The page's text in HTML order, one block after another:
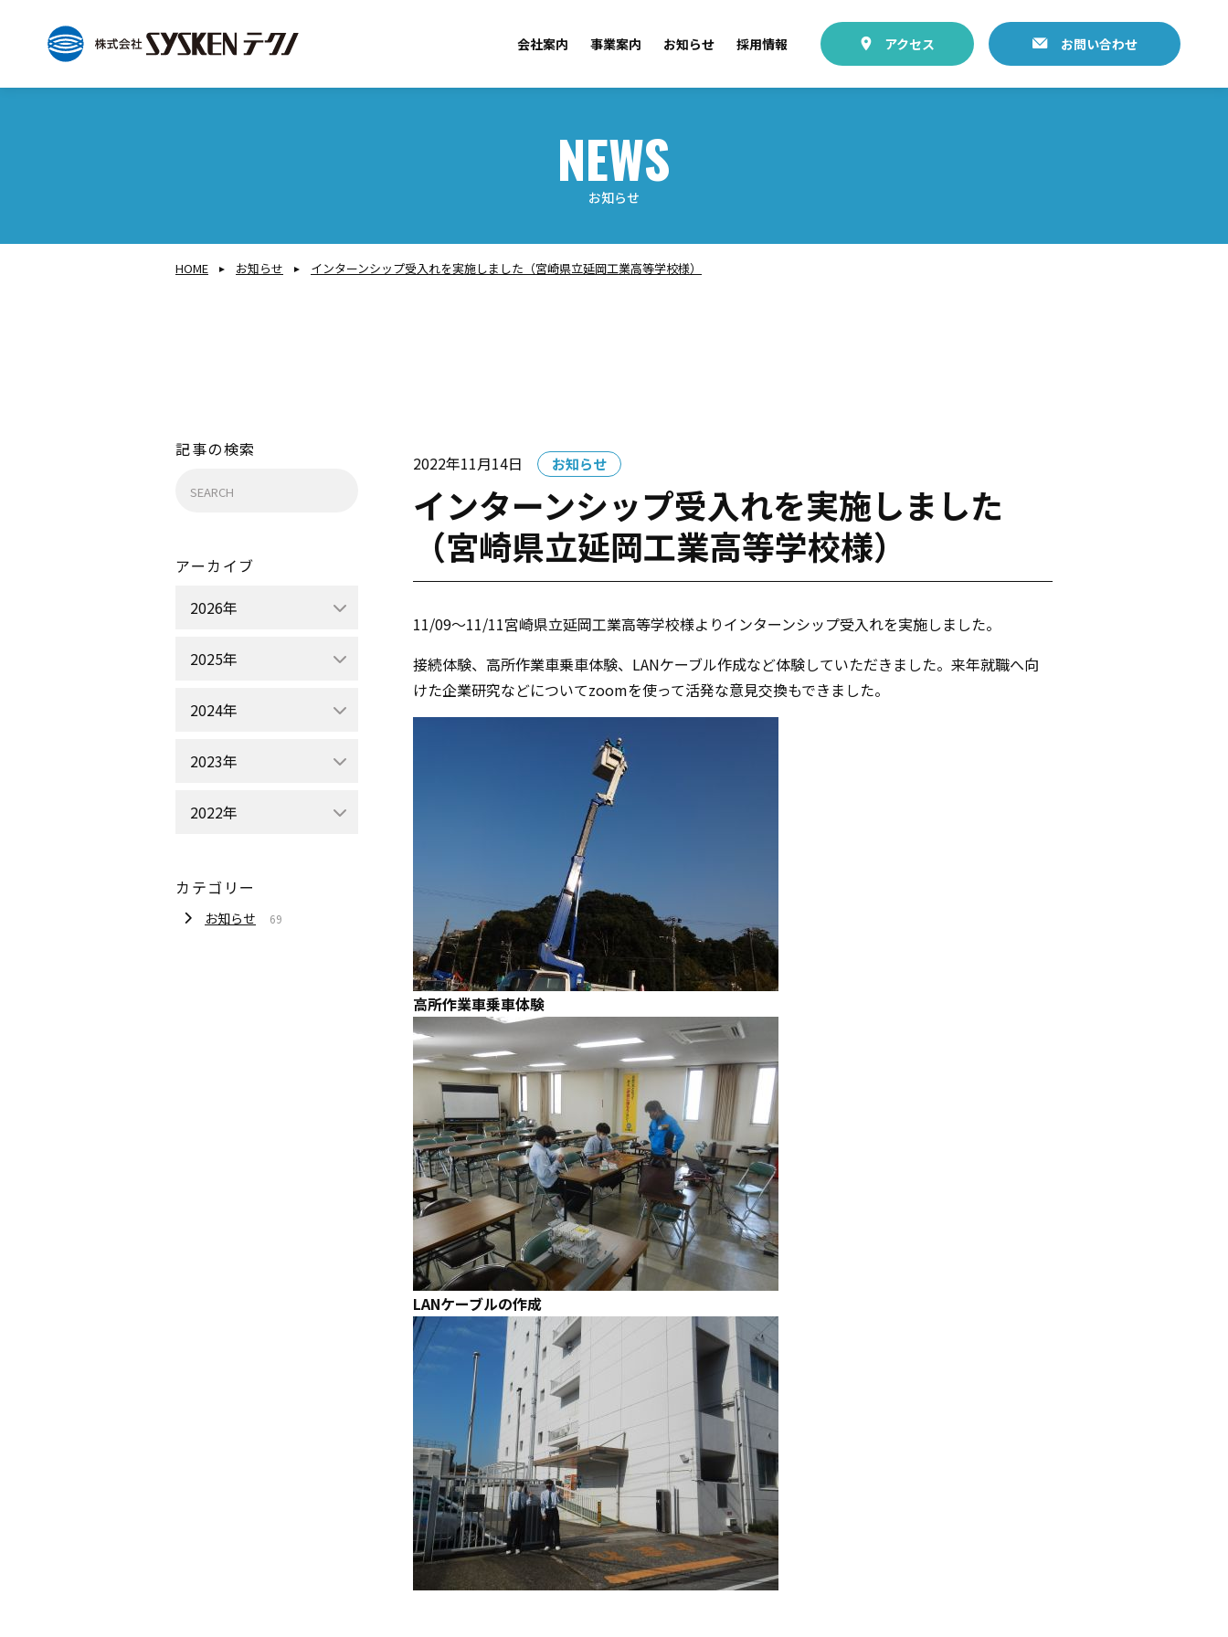
会社案内 事業案内 お知らせ 採用情報 アクセス お問い合わせ
お知らせ
HOME お知らせ インターンシップ受入れを実施しました（宮崎県立延岡工業高等学校様）
2022年11月14日
カ
ゴ
リー:
お知らせ
インターンシップ受入れを実施しました
（宮崎県立延岡工業高等学校様）
11/09～11/11宮崎県立延岡工業高等学校様よりインターンシップ受入れを実施しました。
接続体験、高所作業車乗車体験、LANケーブル作成など体験していただきました。来年就職へ向
けた企業研究などについてzoomを使って活発な意見交換もできました。
高所作業車乗車体験
LANケーブルの作成
記事の検索
アーカイブ
2026年
2025年
2024年
2023年
2022年
カテゴリー
お知らせ 69